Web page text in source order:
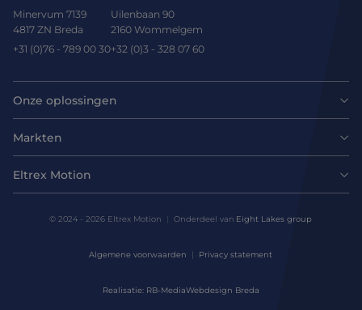
Minervum 7139
4817 ZN Breda
+31 (0)76 - 789 00 30
Uilenbaan 90
2160 Wommelgem
+32 (0)3 - 328 07 60
Onze oplossingen
Motoren
Drives & controllers
Mechanicals
Motion Control Solutions
Markten
Agri-food
Harsh environments
Eltrex Motion
© 2024 - 2026 Eltrex Motion Onderdeel van Eight Lakes group
Algemene voorwaarden Privacy statement
Realisatie: RB-MediaWebdesign Breda